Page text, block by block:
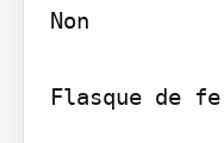
Non
Flasque de